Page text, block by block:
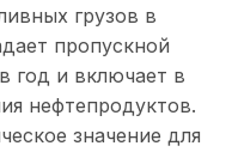
грузов в
пропускной
год и включает в
нефтепродуктов.
значение для